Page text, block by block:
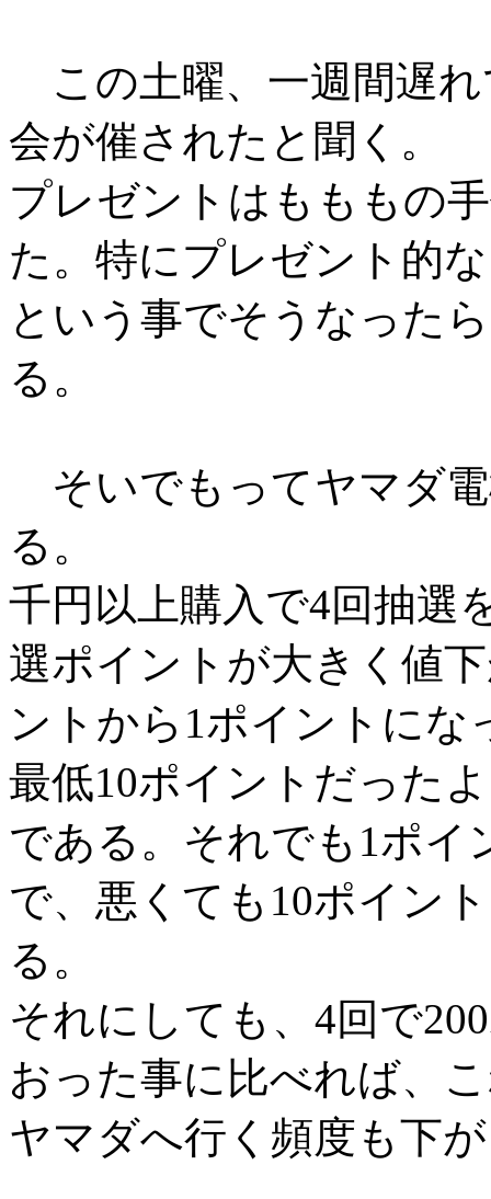
この土曜、一週間遅
会が催されたと聞く。
プレゼントはもももの
た。特にプレゼント的
という事でそうなった
る。
そいでもってヤマダ
る。
千円以上購入で4回抽選
選ポイントが大きく値
ントから1ポイントに
最低10ポイントだった
である。それでも1ポイ
で、悪くても10ポイン
る。
それにしても、4回で
おった事に比べれば、
ヤマダへ行く頻度も下